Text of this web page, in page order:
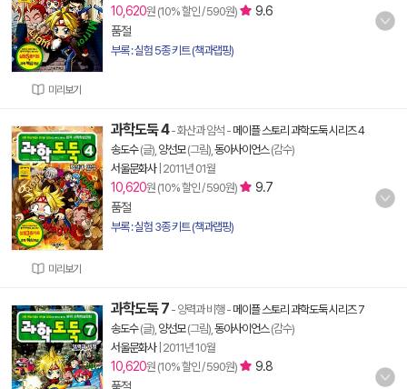
미리보기
10,620원 (10% 할인 / 590원)
9.6
품절
부록 : 실험 5종 키트 (책과랩핑)
미리보기
과학도둑 4- 화산과 암석 - 메이플 스토리 과학도둑 시리즈 4
송도수(글), 양선모(그림), 동아사이언스(감수)
서울문화사| 2011년 01월
10,620원 (10% 할인 / 590원)
9.7
품절
부록 : 실험 3종 키트 (책과랩핑)
과학도둑 7 - 양력과 비행- 메이플 스토리 과학도둑 시리즈 7
송도수(글), 양선모(그림), 동아사이언스(감수)
서울문화사| 2011년 10월
10,620원 (10% 할인 / 590원)
9.8